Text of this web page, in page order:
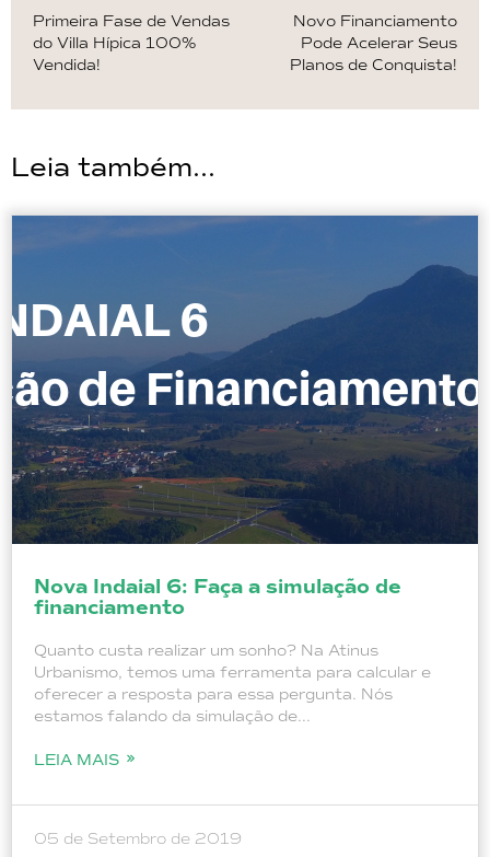
Primeira Fase de Vendas
do Villa Hípica 100%
Vendida!
Novo Financiamento
Pode Acelerar Seus
Planos de Conquista!
Leia também...
Nova Indaial 6: Faça a simulação de
financiamento
Quanto custa realizar um sonho? Na Atinus
Urbanismo, temos uma ferramenta para calcular e
oferecer a resposta para essa pergunta. Nós
estamos falando da simulação de...
LEIA MAIS
05 de Setembro de 2019